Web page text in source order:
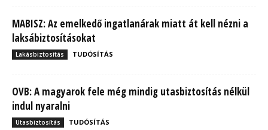
MABISZ: Az emelkedő ingatlanárak miatt át kell nézni a
laksábiztosításokat
Lakásbiztosítás TUDÓSÍTÁS
OVB: A magyarok fele még mindig utasbiztosítás nélkül
indul nyaralni
Utasbiztosítás TUDÓSÍTÁS